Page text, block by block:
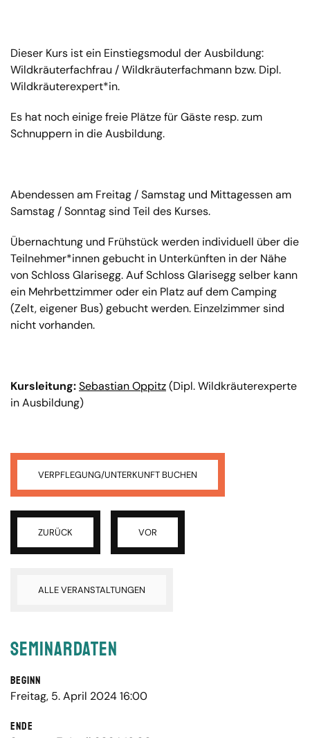
Dieser Kurs ist ein Einstiegsmodul der Ausbildung:
Wildkräuterfachfrau / Wildkräuterfachmann bzw. Dipl.
Wildkräuterexpert*in.
Es hat noch einige freie Plätze für Gäste resp. zum
Schnuppern in die Ausbildung.
Abendessen am Freitag / Samstag und Mittagessen am
Samstag / Sonntag sind Teil des Kurses.
Übernachtung und Frühstück werden individuell über die
Teilnehmer*innen gebucht in Unterkünften in der Nähe
von Schloss Glarisegg. Auf Schloss Glarisegg selber kann
ein Mehrbettzimmer oder ein Platz auf dem Camping
(Zelt, eigener Bus) gebucht werden. Einzelzimmer sind
nicht vorhanden.
Kursleitung:Sebastian Oppitz(Dipl. Wildkräuterexperte
in Ausbildung)
VERPFLEGUNG/UNTERKUNFT BUCHEN
ZURÜCK VOR
ALLE VERANSTALTUNGEN
Seminardaten
Beginn
Freitag, 5. April 2024 16:00
Ende